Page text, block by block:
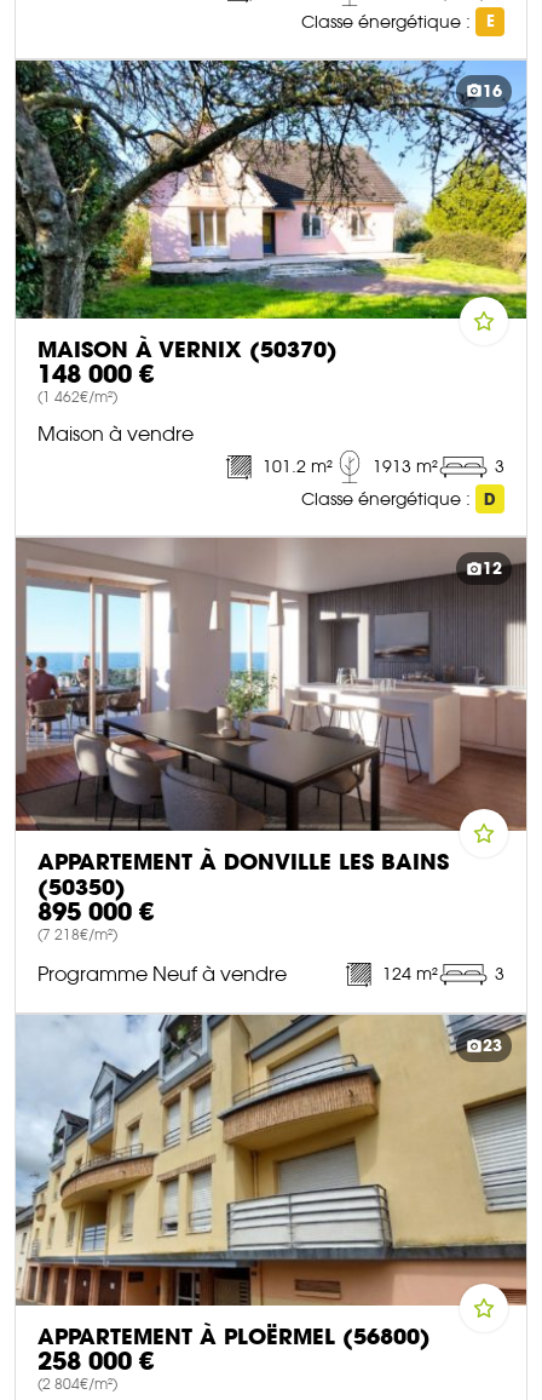
Classe énergétique :
E
DÉCOUVRIR CE BIEN
16
MAISON À VERNIX (50370)
148 000 €
(1 462€/m²)
Maison à vendre
101.2 m² 1913 m²
3
Classe énergétique :
D
DÉCOUVRIR CE BIEN
12
APPARTEMENT À DONVILLE LES BAINS
(50350)
895 000 €
(7 218€/m²)
Programme Neuf à vendre 124 m² 3
DÉCOUVRIR CE BIEN
23
APPARTEMENT À PLOËRMEL (56800)
258 000 €
(2 804€/m²)